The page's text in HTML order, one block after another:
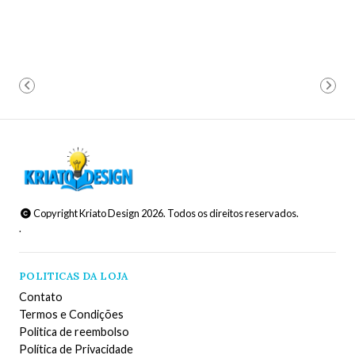
Copyright Kriato Design 2026. Todos os direitos reservados.
.
POLITICAS DA LOJA
Contato
Termos e Condições
Politica de reembolso
Política de Privacidade